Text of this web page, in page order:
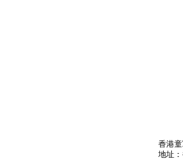
香港
地址